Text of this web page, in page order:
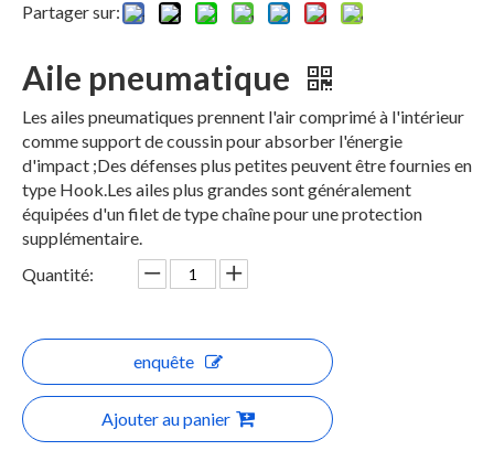
Partager sur:
Aile pneumatique
Les ailes pneumatiques prennent l'air comprimé à l'intérieur
comme support de coussin pour absorber l'énergie
d'impact ;Des défenses plus petites peuvent être fournies en
type Hook.Les ailes plus grandes sont généralement
équipées d'un filet de type chaîne pour une protection
supplémentaire.
Quantité:
enquête
Ajouter au panier